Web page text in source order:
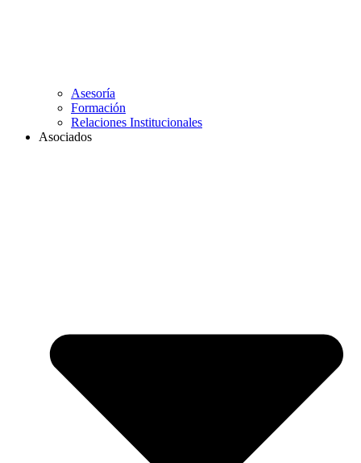
Asesoría
Formación
Relaciones Institucionales
Asociados